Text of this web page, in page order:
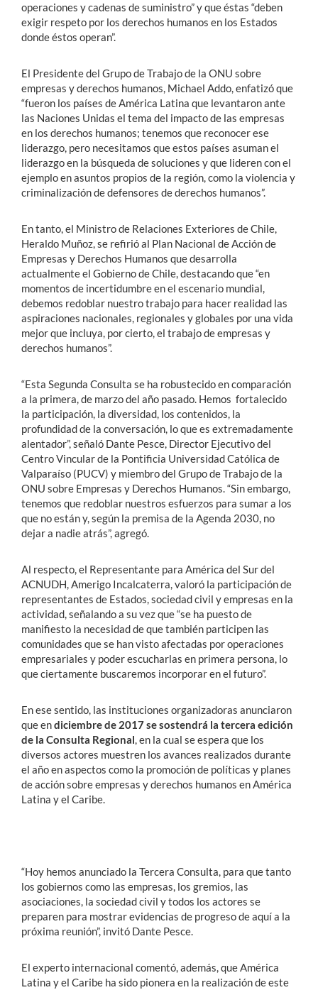
operaciones y cadenas de suministro” y que éstas “deben
exigir respeto por los derechos humanos en los Estados
donde éstos operan”.
El Presidente del Grupo de Trabajo de la ONU sobre
empresas y derechos humanos, Michael Addo, enfatizó que
“fueron los países de América Latina que levantaron ante
las Naciones Unidas el tema del impacto de las empresas
en los derechos humanos; tenemos que reconocer ese
liderazgo, pero necesitamos que estos países asuman el
liderazgo en la búsqueda de soluciones y que lideren con el
ejemplo en asuntos propios de la región, como la violencia y
criminalización de defensores de derechos humanos”.
En tanto, el Ministro de Relaciones Exteriores de Chile,
Heraldo Muñoz, se refirió al Plan Nacional de Acción de
Empresas y Derechos Humanos que desarrolla
actualmente el Gobierno de Chile, destacando que “en
momentos de incertidumbre en el escenario mundial,
debemos redoblar nuestro trabajo para hacer realidad las
aspiraciones nacionales, regionales y globales por una vida
mejor que incluya, por cierto, el trabajo de empresas y
derechos humanos”.
“Esta Segunda Consulta se ha robustecido en comparación
a la primera, de marzo del año pasado. Hemos fortalecido
la participación, la diversidad, los contenidos, la
profundidad de la conversación, lo que es extremadamente
alentador”, señaló Dante Pesce, Director Ejecutivo del
Centro Vincular de la Pontificia Universidad Católica de
Valparaíso (PUCV) y miembro del Grupo de Trabajo de la
ONU sobre Empresas y Derechos Humanos. “Sin embargo,
tenemos que redoblar nuestros esfuerzos para sumar a los
que no están y, según la premisa de la Agenda 2030, no
dejar a nadie atrás”, agregó.
Al respecto, el Representante para América del Sur del
ACNUDH, Amerigo Incalcaterra, valoró la participación de
representantes de Estados, sociedad civil y empresas en la
actividad, señalando a su vez que “se ha puesto de
manifiesto la necesidad de que también participen las
comunidades que se han visto afectadas por operaciones
empresariales y poder escucharlas en primera persona, lo
que ciertamente buscaremos incorporar en el futuro”.
En ese sentido, las instituciones organizadoras anunciaron
que endiciembre de 2017 se sostendrá la tercera edición
de la Consulta Regional, en la cual se espera que los
diversos actores muestren los avances realizados durante
el año en aspectos como la promoción de políticas y planes
de acción sobre empresas y derechos humanos en América
Latina y el Caribe.
“Hoy hemos anunciado la Tercera Consulta, para que tanto
los gobiernos como las empresas, los gremios, las
asociaciones, la sociedad civil y todos los actores se
preparen para mostrar evidencias de progreso de aquí a la
próxima reunión”, invitó Dante Pesce.
El experto internacional comentó, además, que América
Latina y el Caribe ha sido pionera en la realización de este